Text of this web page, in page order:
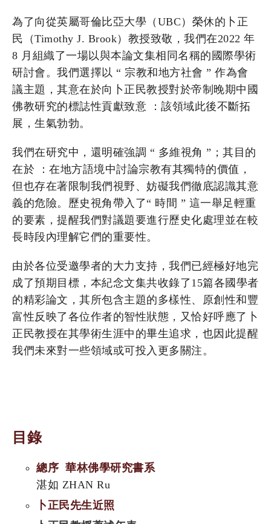
為了向從英屬哥倫比亞大學（UBC）榮休的卜正
民（Timothy J. Brook）教授致敬，我們在2022 年
8 月組織了一場以與本論文集相同名稱的國際學術
研討會。我們選擇以 “ 宗教和地方社會 ” 作為會
議主題，其意在於向卜正民教授對於帝制晚期中國
佛教研究的標誌性貢獻致意 ：該領域此後不斷拓
展，生氣勃勃。
我們在研究中，還明確強調 “ 多維視角 ”；其目的
在於 ：在地方語境中討論宗教有其獨特的價值，
但也存在著限制我們視野、妨礙我們徹底認識其意
義的危險。歷史視角帶入了“ 時間 ” 這一舉足輕重
的要素，提醒我們對議題要進行歷史化處理並在較
長時段內理解它們的重要性。
由於各位受邀學者的大力支持，我們已經極好地完
成了預期目標，本紀念文集共收錄了15篇各國學者
的精彩論文，其所包含主題的多樣性、原創性和豐
富性反映了各位作者的智性狀態，又恰好呼應了卜
正民教授在其學術生涯中的畢生追求，也因此提醒
我們未來對一些領域或可投入更多關注。
目錄
總序 華林佛學研究書系
湛如 ZHAN Ru
卜正民先生近照